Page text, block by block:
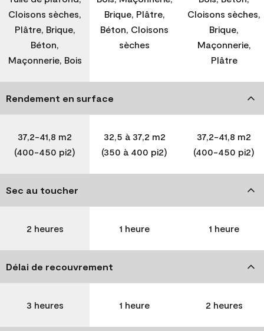
Cloisons sèches,
Plâtre, Brique,
Béton,
Maçonnerie, Bois
Brique, Plâtre,
Béton, Cloisons
sèches
Cloisons sèches,
Brique,
Maçonnerie,
Plâtre
Rendement en surface
37,2-41,8 m2
(400-450 pi2)
32,5 à 37,2 m2
(350 à 400 pi2)
37,2-41,8 m2
(400-450 pi2)
Sec au toucher
2 heures 1 heure 1 heure
Délai de recouvrement
3 heures 1 heure 2 heures